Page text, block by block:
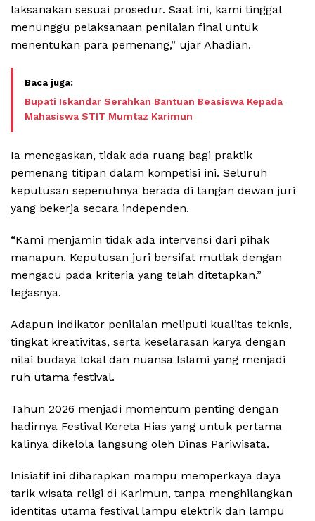
laksanakan sesuai prosedur. Saat ini, kami tinggal
menunggu pelaksanaan penilaian final untuk
menentukan para pemenang,” ujar Ahadian.
Bupati Iskandar Serahkan Bantuan Beasiswa Kepada
Mahasiswa STIT Mumtaz Karimun
Ia menegaskan, tidak ada ruang bagi praktik
pemenang titipan dalam kompetisi ini. Seluruh
keputusan sepenuhnya berada di tangan dewan juri
yang bekerja secara independen.
“Kami menjamin tidak ada intervensi dari pihak
manapun. Keputusan juri bersifat mutlak dengan
mengacu pada kriteria yang telah ditetapkan,”
tegasnya.
Adapun indikator penilaian meliputi kualitas teknis,
tingkat kreativitas, serta keselarasan karya dengan
nilai budaya lokal dan nuansa Islami yang menjadi
ruh utama festival.
Tahun 2026 menjadi momentum penting dengan
hadirnya Festival Kereta Hias yang untuk pertama
kalinya dikelola langsung oleh Dinas Pariwisata.
Inisiatif ini diharapkan mampu memperkaya daya
tarik wisata religi di Karimun, tanpa menghilangkan
identitas utama festival lampu elektrik dan lampu